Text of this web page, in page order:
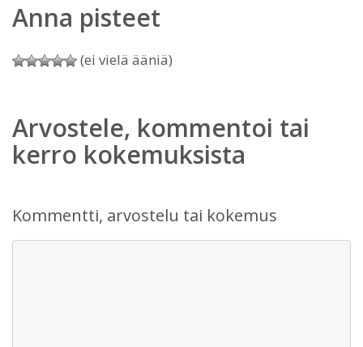
Anna pisteet
(ei vielä ääniä)
Arvostele, kommentoi tai
kerro kokemuksista
Kommentti, arvostelu tai kokemus